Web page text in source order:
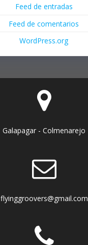
Feed de entradas
Feed de comentarios
WordPress.org
Galapagar - Colmenarejo
flyinggroovers@gmail.com